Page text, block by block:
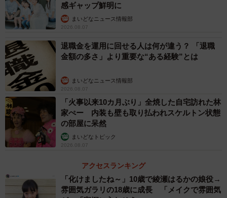
感ギャップ鮮明に
まいどなニュース情報部
2026.08.07
退職金を運用に回せる人は何が違う？ 「退職
金額の多さ」より重要な“ある経験”とは
まいどなニュース情報部
2026.08.07
「火事以来10カ月ぶり」全焼した自宅訪れた林
家ぺー 内装も壁も取り払われスケルトン状態
の部屋に呆然
まいどなトピック
2026.08.07
アクセスランキング
「化けましたね～」10歳で綾瀬はるかの娘役→
雰囲気ガラリの18歳に成長 「メイクで雰囲気